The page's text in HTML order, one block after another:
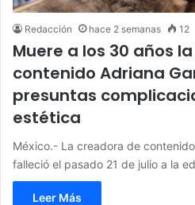
Redacción hace 2 semanas 12
Muere a los 30 años
contenido Adriana
presuntas
estética
México.- La creadora de
falleció el pasado 21 de julio a la
Leer Más